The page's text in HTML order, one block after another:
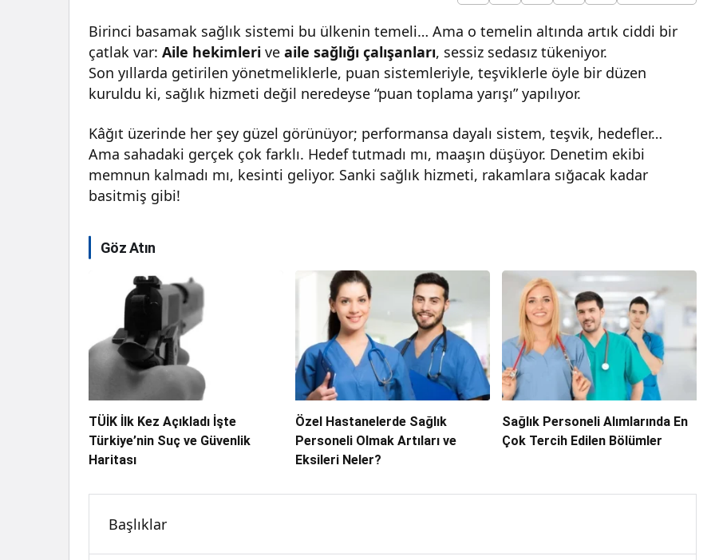
Birinci basamak sağlık sistemi bu ülkenin temeli… Ama o temelin altında artık ciddi bir
çatlak var:Aile hekimleri veaile sağlığı çalışanları, sessiz sedasız tükeniyor.
Son yıllarda getirilen yönetmeliklerle, puan sistemleriyle, teşviklerle öyle bir düzen
kuruldu ki, sağlık hizmeti değil neredeyse “puan toplama yarışı” yapılıyor.
Kâğıt üzerinde her şey güzel görünüyor; performansa dayalı sistem, teşvik, hedefler…
Ama sahadaki gerçek çok farklı. Hedef tutmadı mı, maaşın düşüyor. Denetim ekibi
memnun kalmadı mı, kesinti geliyor. Sanki sağlık hizmeti, rakamlara sığacak kadar
basitmiş gibi!
Göz Atın
TÜİK İlk Kez Açıkladı İşte
Türkiye’nin Suç ve Güvenlik
Haritası
Özel Hastanelerde Sağlık
Personeli Olmak Artıları ve
Eksileri Neler?
Sağlık Personeli Alımlarında En
Çok Tercih Edilen Bölümler
Başlıklar